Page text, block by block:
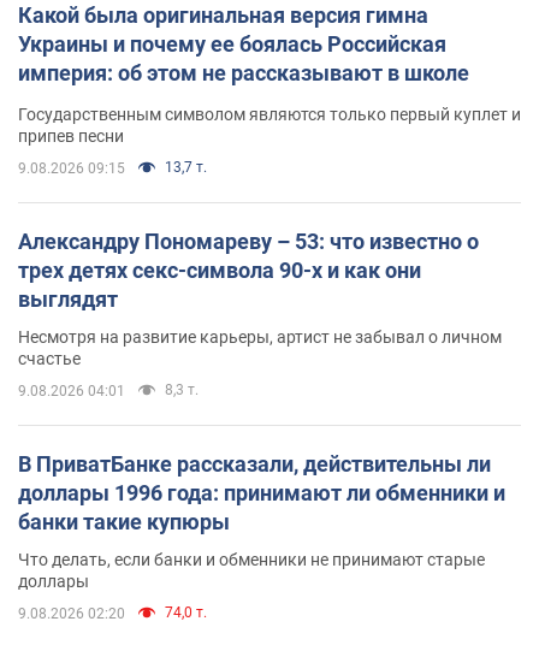
Какой была оригинальная версия гимна
Украины и почему ее боялась Российская
империя: об этом не рассказывают в школе
Государственным символом являются только первый куплет и
припев песни
9.08.2026 09:15 13,7 т.
Александру Пономареву – 53: что известно о
трех детях секс-символа 90-х и как они
выглядят
Несмотря на развитие карьеры, артист не забывал о личном
счастье
9.08.2026 04:01 8,3 т.
В ПриватБанке рассказали, действительны ли
доллары 1996 года: принимают ли обменники и
банки такие купюры
Что делать, если банки и обменники не принимают старые
доллары
9.08.2026 02:20 74,0 т.